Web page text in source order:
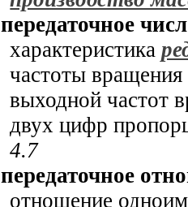
передаточное
характеристика
частоты
выходной частот
двух цифр
4.7
передаточное
отношение